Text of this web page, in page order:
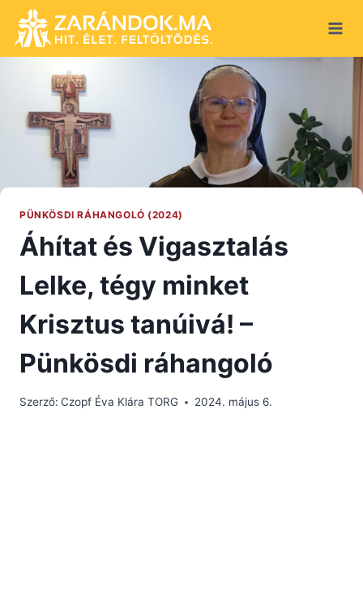
content
PÜNKÖSDI RÁHANGOLÓ (2024)
Áhítat és Vigasztalás
Lelke, tégy minket
Krisztus tanúivá! –
Pünkösdi ráhangoló
Szerző: Czopf Éva Klára TORG 2024. május 6.